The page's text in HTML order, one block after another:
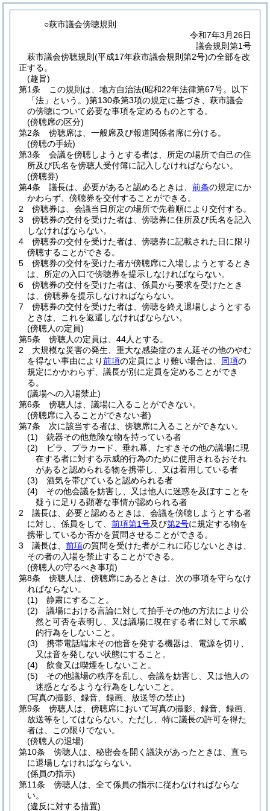
○萩市議会傍聴規則
令和7年3月26日
議会規則第1号
萩市議会傍聴規則(平成17年萩市議会規則第2号)の全部を改
正する。
(趣旨)
第1条
この規則は、地方自治法(昭和22年法律第67号。以下
「法」という。)第130条第3項の規定に基づき、萩市議会
の傍聴について必要な事項を定めるものとする。
(傍聴席の区分)
第2条
傍聴席は、一般席及び報道関係者席に分ける。
(傍聴の手続)
第3条
会議を傍聴しようとする者は、所定の場所で自己の住
所及び氏名を傍聴人受付簿に記入しなければならない。
(傍聴券)
第4条
議長は、必要があると認めるときは、 前条の規定にか
かわらず、傍聴券を交付することができる。
2
傍聴券は、会議当日所定の場所で先着順により交付する。
3
傍聴券の交付を受けた者は、傍聴券に住所及び氏名を記入
しなければならない。
4
傍聴券の交付を受けた者は、傍聴券に記載された日に限り
傍聴することができる。
5
傍聴券の交付を受けた者が傍聴席に入場しようとするとき
は、所定の入口で傍聴券を提示しなければならない。
6
傍聴券の交付を受けた者は、係員から要求を受けたとき
は、傍聴券を提示しなければならない。
7
傍聴券の交付を受けた者は、傍聴を終え退場しようとする
ときは、これを返還しなければならない。
(傍聴人の定員)
第5条
傍聴人の定員は、44人とする。
2
大規模な災害の発生、重大な感染症のまん延その他のやむ
を得ない事由により前項の定員により難い場合は、 同項の
規定にかかわらず、議長が別に定員を定めることができ
る。
(議場への入場禁止)
第6条
傍聴人は、議場に入ることができない。
(傍聴席に入ることができない者)
第7条
次に該当する者は、傍聴席に入ることができない。
(1)
銃器その他危険な物を持っている者
(2)
ビラ、プラカード、垂れ幕、たすきその他の議場に現
在する者に対する示威的行為のために使用されるおそれ
があると認められる物を携帯し、又は着用している者
(3)
酒気を帯びていると認められる者
(4)
その他会議を妨害し、又は他人に迷惑を及ぼすことを
疑うに足りる顕著な事情が認められる者
2
議長は、必要と認めるときは、会議を傍聴しようとする者
に対し、係員をして、 前項第1号及び第2号に規定する物を
携帯しているか否かを質問させることができる。
3
議長は、 前項の質問を受けた者がこれに応じないときは、
その者の入場を禁止することができる。
(傍聴人の守るべき事項)
第8条
傍聴人は、傍聴席にあるときは、次の事項を守らなけ
ればならない。
(1)
静粛にすること。
(2)
議場における言論に対して拍手その他の方法により公
然と可否を表明し、又は議場に現在する者に対して示威
的行為をしないこと。
(3)
携帯電話端末その他音を発する機器は、電源を切り、
又は音を発しない状態にすること。
(4)
飲食又は喫煙をしないこと。
(5)
その他議場の秩序を乱し、会議を妨害し、又は他人の
迷惑となるような行為をしないこと。
(写真の撮影、録音、録画、放送等の禁止)
第9条
傍聴人は、傍聴席において写真の撮影、録音、録画、
放送等をしてはならない。 ただし、特に議長の許可を得た
者は、この限りでない。
(傍聴人の退場)
第10条
傍聴人は、秘密会を開く議決があったときは、直ち
に退場しなければならない。
(係員の指示)
第11条
傍聴人は、全て係員の指示に従わなければならな
い。
(違反に対する措置)